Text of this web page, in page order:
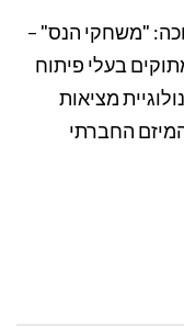
"משחקי הנס" –
בעלי פיתוח
מציאות
החברתי